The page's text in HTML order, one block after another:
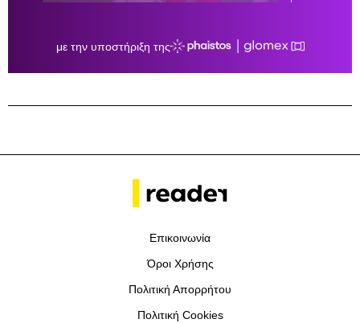
Επικοινωνία
Όροι Χρήσης
Πολιτική Απορρήτου
Πολιτική Cookies